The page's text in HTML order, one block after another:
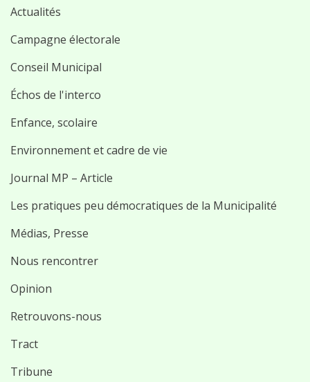
Actualités
Campagne électorale
Conseil Municipal
Échos de l'interco
Enfance, scolaire
Environnement et cadre de vie
Journal MP – Article
Les pratiques peu démocratiques de la Municipalité
Médias, Presse
Nous rencontrer
Opinion
Retrouvons-nous
Tract
Tribune